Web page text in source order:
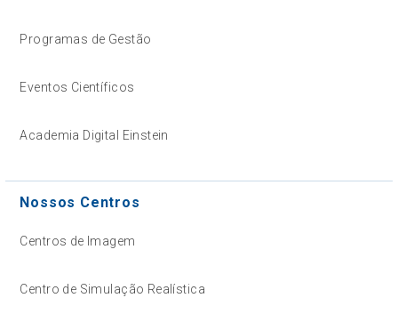
Programas de Gestão
Eventos Científicos
Academia Digital Einstein
Nossos Centros
Centros de Imagem
Centro de Simulação Realística